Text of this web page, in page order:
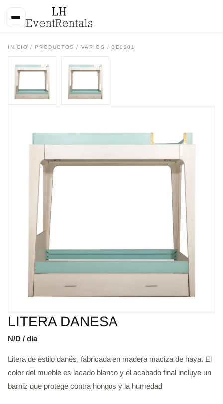
INICIO / PRODUCTOS/ VARIOS / BE0201
LITERA DANESA
N/D / día
Litera de estilo danés, fabricada en madera maciza de haya. El
color del mueble es lacado blanco y el acabado final incluye un
barniz que protege contra hongos y la humedad